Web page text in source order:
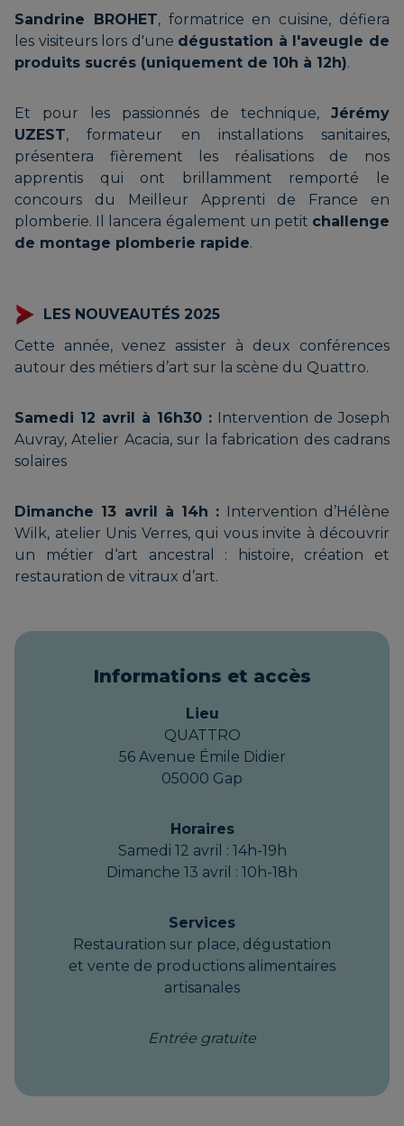
GRANDADAM Ninon |
MAMITE
GUIRAMAND Charlotte | LES
CRINS DE CUIR
MERVEILLES | Association
d’artisans
LOUVET Éric | LOUVET
MARQUETERIE
Sandrine BROHET, formatrice en cuisine, défiera
les visiteurs lors d'une dégustation à l'aveugle de
produits sucrés (uniquement de 10h à 12h).
Et pour les passionnés de technique, Jérémy
UZEST, formateur en installations sanitaires,
présentera fièrement les réalisations de nos
apprentis qui ont brillamment remporté le
concours du Meilleur Apprenti de France en
plomberie. Il lancera également un petit challenge
de montage plomberie rapide.
LES NOUVEAUTÉS 2025
Cette année, venez assister à deux conférences
autour des métiers d’art sur la scène du Quattro.
Samedi 12 avril à 16h30 : Intervention de Joseph
Auvray, Atelier Acacia, sur la fabrication des cadrans
solaires
Dimanche 13 avril à 14h : Intervention d’Hélène
Wilk, atelier Unis Verres, qui vous invite à découvrir
un métier d‘art ancestral : histoire, création et
restauration de vitraux d’art.
Informations et accès
Lieu
QUATTRO
56 Avenue Émile Didier
05000 Gap
Horaires
Samedi 12 avril : 14h-19h
Dimanche 13 avril : 10h-18h
Services
Restauration sur place, dégustation
et vente de productions alimentaires
artisanales
Entrée gratuite